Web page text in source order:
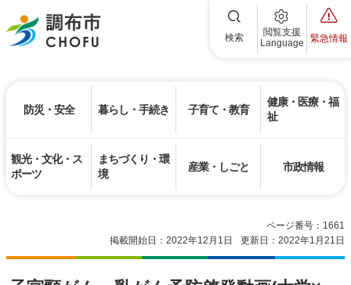
調布市 検索
閲覧支援
Language
緊急情報
防災・安全 暮らし・手続き 子育て・教育
健康・医療・福
祉
観光・文化・ス
ポーツ
まちづくり・環
境
産業・しごと 市政情報
ページ番号：1661
掲載開始日：2022年12月1日
更新日：2022年1月21日